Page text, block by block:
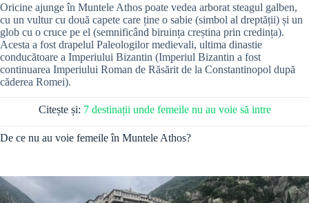
Oricine ajunge în Muntele Athos poate vedea arborat steagul galben,
cu un vultur cu două capete care ține o sabie (simbol al dreptății) și un
glob cu o cruce pe el (semnificând biruința creștina prin credința).
Acesta a fost drapelul Paleologilor medievali, ultima dinastie
conducătoare a Imperiului Bizantin (Imperiul Bizantin a fost
continuarea Imperiului Roman de Răsărit de la Constantinopol după
căderea Romei).
Citește și: 7 destinații unde femeile nu au voie să intre
De ce nu au voie femeile în Muntele Athos?